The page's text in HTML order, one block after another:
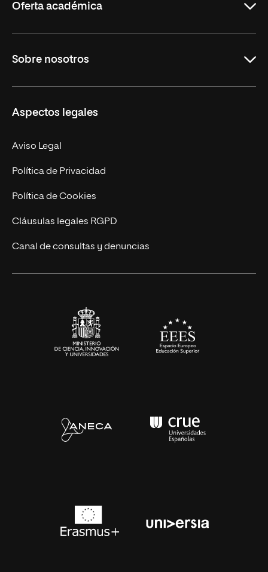
Oferta académica
Másteres Oficiales
Doctorados
Experto Universitario
Postgrados
Cursos Universitarios
Sobre nosotros
Facultades
Nuestro Equipo
Trabaja en UNIR
Actualidad
UNIR Revista
Eventos
Aspectos legales
Aviso Legal
Política de Privacidad
Política de Cookies
Cláusulas legales RGPD
Canal de consultas y denuncias